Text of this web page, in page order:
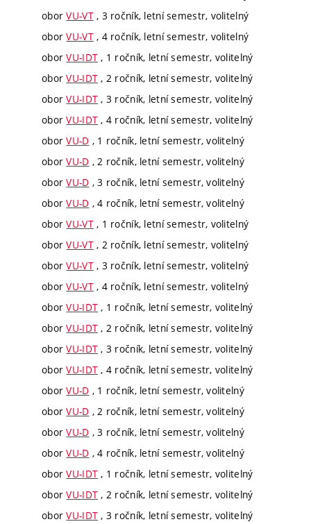
oborVU-VT, 3 ročník, letní semestr, volitelný
oborVU-VT, 4 ročník, letní semestr, volitelný
oborVU-IDT , 1 ročník, letní semestr, volitelný
oborVU-IDT , 2 ročník, letní semestr, volitelný
oborVU-IDT , 3 ročník, letní semestr, volitelný
oborVU-IDT , 4 ročník, letní semestr, volitelný
oborVU-D , 1 ročník, letní semestr, volitelný
oborVU-D , 2 ročník, letní semestr, volitelný
oborVU-D , 3 ročník, letní semestr, volitelný
oborVU-D , 4 ročník, letní semestr, volitelný
oborVU-VT, 1 ročník, letní semestr, volitelný
oborVU-VT, 2 ročník, letní semestr, volitelný
oborVU-VT, 3 ročník, letní semestr, volitelný
oborVU-VT, 4 ročník, letní semestr, volitelný
oborVU-IDT , 1 ročník, letní semestr, volitelný
oborVU-IDT , 2 ročník, letní semestr, volitelný
oborVU-IDT , 3 ročník, letní semestr, volitelný
oborVU-IDT , 4 ročník, letní semestr, volitelný
oborVU-D , 1 ročník, letní semestr, volitelný
oborVU-D , 2 ročník, letní semestr, volitelný
oborVU-D , 3 ročník, letní semestr, volitelný
oborVU-D , 4 ročník, letní semestr, volitelný
oborVU-IDT , 1 ročník, letní semestr, volitelný
oborVU-IDT , 2 ročník, letní semestr, volitelný
oborVU-IDT , 3 ročník, letní semestr, volitelný